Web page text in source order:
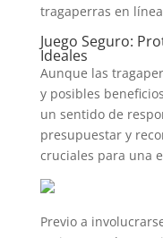
tragaperras en
Juego Seguro:
Ideales
Aunque las
y posibles
un sentido de
presupuestar y
cruciales para una
Previo a